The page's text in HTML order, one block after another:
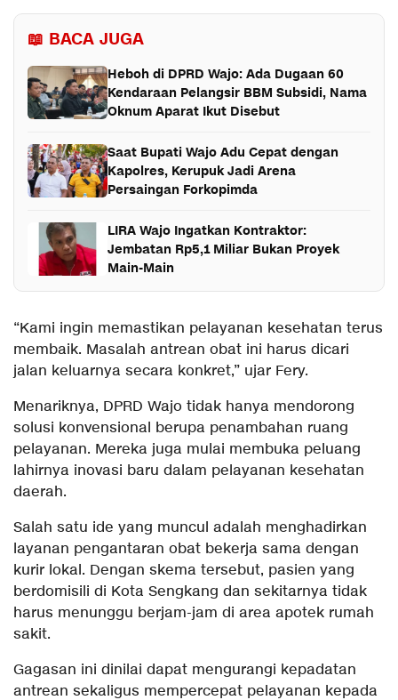
📖 BACA JUGA
Heboh di DPRD Wajo: Ada Dugaan 60
Kendaraan Pelangsir BBM Subsidi, Nama
Oknum Aparat Ikut Disebut
Saat Bupati Wajo Adu Cepat dengan
Kapolres, Kerupuk Jadi Arena
Persaingan Forkopimda
LIRA Wajo Ingatkan Kontraktor:
Jembatan Rp5,1 Miliar Bukan Proyek
Main-Main
“Kami ingin memastikan pelayanan kesehatan terus
membaik. Masalah antrean obat ini harus dicari
jalan keluarnya secara konkret,” ujar Fery.
Menariknya, DPRD Wajo tidak hanya mendorong
solusi konvensional berupa penambahan ruang
pelayanan. Mereka juga mulai membuka peluang
lahirnya inovasi baru dalam pelayanan kesehatan
daerah.
Salah satu ide yang muncul adalah menghadirkan
layanan pengantaran obat bekerja sama dengan
kurir lokal. Dengan skema tersebut, pasien yang
berdomisili di Kota Sengkang dan sekitarnya tidak
harus menunggu berjam-jam di area apotek rumah
sakit.
Gagasan ini dinilai dapat mengurangi kepadatan
antrean sekaligus mempercepat pelayanan kepada